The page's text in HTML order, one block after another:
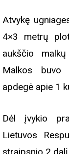
Atvykę
4×3 metrų
aukščio
Malkos buvo
apdegė apie 1
Dėl įvykio
Lietuvos